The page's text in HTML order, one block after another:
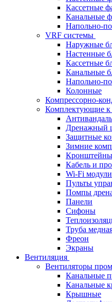
Кассетные
Канальные
Напольно-
VRF системы
Наружные
Настенные
Кассетные
Канальные
Напольно-
Колонные
Компрессорно-
Комплектующие к
Дренажный
Защитные
Зимние
Кронштейны
Кабель и
Wi-Fi модули
Пульты
Помпы
Панели
Сифоны
Труба
Фреон
Экраны
Вентиляция
Вентиляторы
Канальные
Канальные
Крышные